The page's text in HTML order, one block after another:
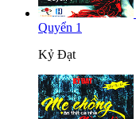
Quyển 1
Kỷ Đạt